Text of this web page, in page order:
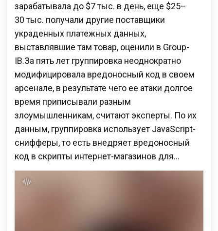
зарабатывала до $7 тыс. в день, еще $25–
30 тыс. получали другие поставщики
украденных платежных данных,
выставлявшие там товар, оценили в Group-
IB.За пять лет группировка неоднократно
модифицировала вредоносный код в своем
арсенале, в результате чего ее атаки долгое
время приписывали разным
злоумышленникам, считают эксперты. По их
данным, группировка использует JavaScript-
снифферы, то есть внедряет вредоносный
код в скрипты интернет-магазинов для…